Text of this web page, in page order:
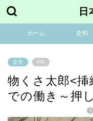
日
ホーム 史料
文学 PR
物くさ太郎<
での働き～押